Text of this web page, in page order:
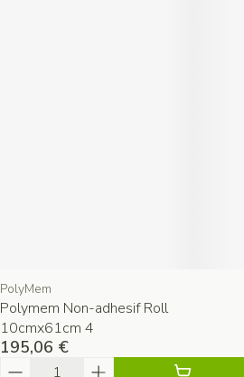
PolyMem
Polymem Non-adhesif Roll
10cmx61cm 4
195,06 €
Quantité